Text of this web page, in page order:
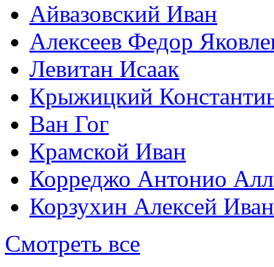
Айвазовский Иван
Алексеев Федор
Левитан Исаак
Крыжицкий
Ван Гог
Крамской Иван
Корреджо Антонио
Корзухин Алексей
Смотреть все